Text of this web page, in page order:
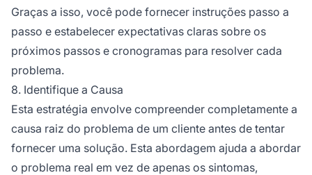
Graças a isso, você pode fornecer instruções passo a
passo e estabelecer expectativas claras sobre os
próximos passos e cronogramas para resolver cada
problema.
8. Identifique a Causa
Esta estratégia envolve compreender completamente a
causa raiz do problema de um cliente antes de tentar
fornecer uma solução. Esta abordagem ajuda a abordar
o problema real em vez de apenas os sintomas,